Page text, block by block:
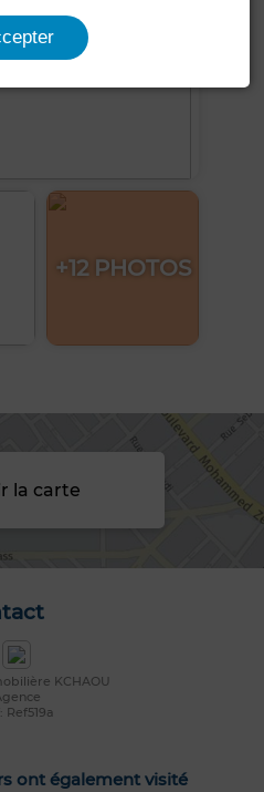
+12 PHOTOS
la carte
KCHAOU
Ref519a
ont également visité